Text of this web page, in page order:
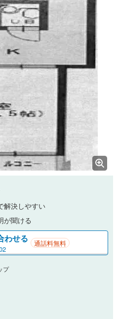
解決しやすい
が聞ける
わせる 通話料無料
プ